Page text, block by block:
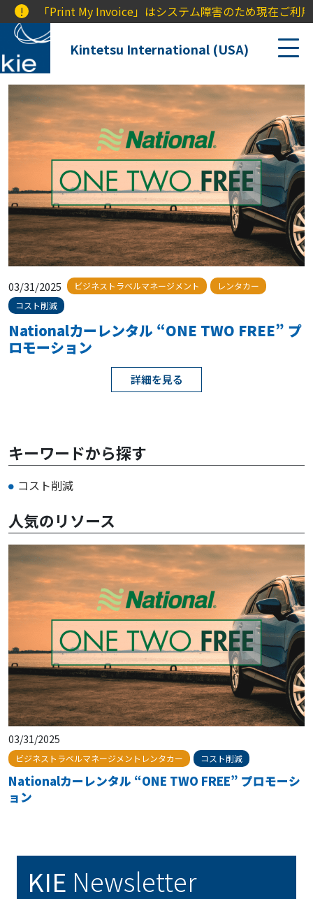
「Print My Invoice」はシステム障害のため現在ご利用
Kintetsu International (USA)
03/31/2025 ビジネストラベルマネージメント
レンタカー
コスト削減
Nationalカーレンタル “ONE TWO FREE” プ
ロモーション
詳細を見る
キーワードから探す
コスト削減
人気のリソース
03/31/2025
ビジネストラベルマネージメントレンタカー コスト削減
Nationalカーレンタル “ONE TWO FREE” プロモーシ
ョン
KIE Newsletter